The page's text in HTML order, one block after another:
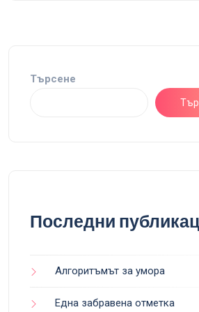
Търсене
Последни
Алгоритъмът за умора
Една забравена отметка